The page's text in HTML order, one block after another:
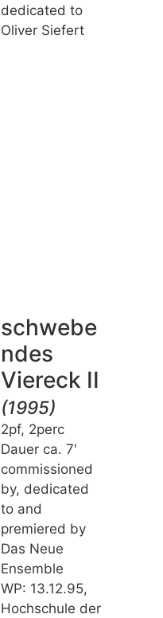
dedicated to
Oliver Siefert
schwebe
ndes
Viereck II
(1995)
2pf, 2perc
Dauer ca. 7'
commissioned
by, dedicated
to and
premiered by
Das Neue
Ensemble
WP: 13.12.95,
Hochschule der